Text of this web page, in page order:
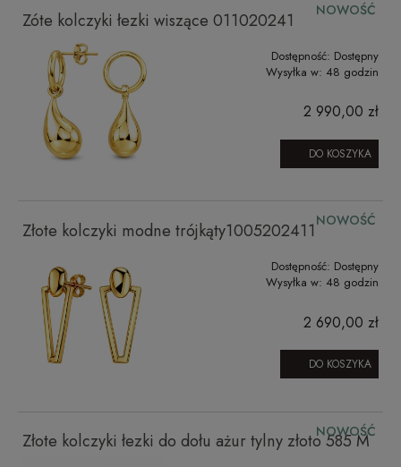
Zóte kolczyki łezki wiszące 011020241
Dostępność: Dostępny
Wysyłka w: 48 godzin
2 990,00 zł
DO KOSZYKA
NOWOŚĆ
Złote kolczyki modne trójkąty1005202411
Dostępność: Dostępny
Wysyłka w: 48 godzin
2 690,00 zł
DO KOSZYKA
NOWOŚĆ
Złote kolczyki łezki do dołu ażur tylny złoto 585 M
NOWOŚĆ